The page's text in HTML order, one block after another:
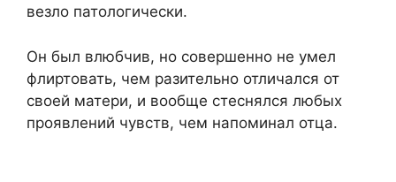
везло патологически.
Он был влюбчив, но совершенно не умел
флиртовать, чем разительно отличался от
своей матери, и вообще стеснялся любых
проявлений чувств, чем напоминал отца.